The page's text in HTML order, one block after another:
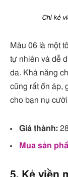
Chì kẻ
Màu 06 là một
tự nhiên và dễ
da. Khả năng
cũng rất ổn áp,
cho bạn nụ
Giá thành:
Mua sản